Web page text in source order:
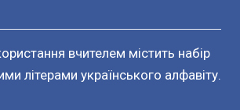
вчителем містить набір
літерами українського алфавіту.